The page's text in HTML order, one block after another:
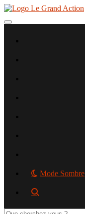
Aller
contenu
Toggle navigation
Mode Sombre
Rechercher